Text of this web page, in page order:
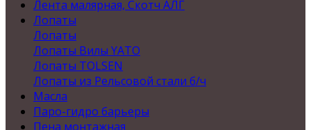
Лента малярная, Скотч АЛГ
Лопаты
Лопаты
Лопаты Вилы YATO
Лопаты TOLSEN
Лопаты из Рельсовой стали б/ч
Масла
Паро-гидро барьеры
Пена монтажная